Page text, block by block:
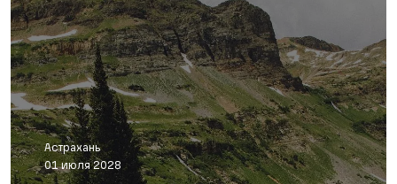
Астрахань
01 июля 2028